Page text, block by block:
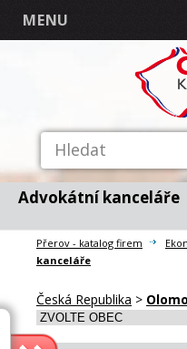
MENU
Advokátní kanceláře
Přerov - katalog firem
kanceláře
Česká Republika >